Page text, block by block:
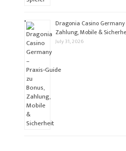
Dragonia Casino Germany
Zahlung, Mobile &
July 31, 2026